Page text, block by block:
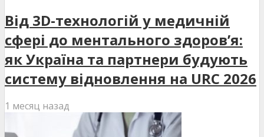
Від 3D-технологій у медичній
сфері до ментального здоров’я:
як Україна та партнери будують
систему відновлення на URC 2026
1 месяц назад